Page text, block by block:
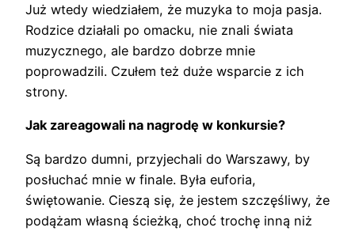
Już wtedy wiedziałem, że muzyka to moja pasja.
Rodzice działali po omacku, nie znali świata
muzycznego, ale bardzo dobrze mnie
poprowadzili. Czułem też duże wsparcie z ich
strony.
Jak zareagowali na nagrodę w konkursie?
Są bardzo dumni, przyjechali do Warszawy, by
posłuchać mnie w finale. Była euforia,
świętowanie. Cieszą się, że jestem szczęśliwy, że
podążam własną ścieżką, choć trochę inną niż